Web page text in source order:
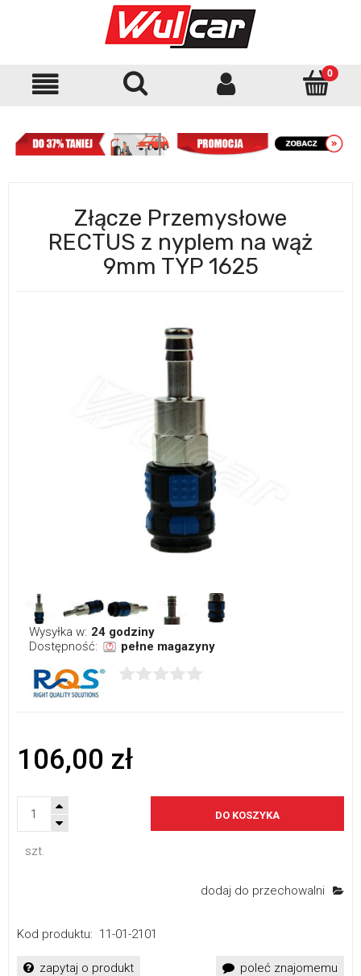
Złącze Przemysłowe
RECTUS z nyplem na wąż
9mm TYP 1625
Wysyłka w: 24 godziny
Dostępność:
pełne magazyny
106,00 zł
szt.
DO KOSZYKA
dodaj do przechowalni
Kod produktu: 11-01-2101
zapytaj o produkt poleć znajomemu